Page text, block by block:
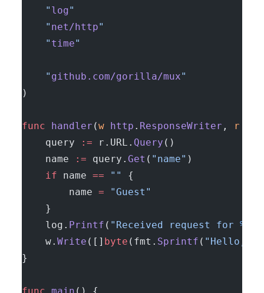
	"
log"
	"
net/http"
	"
time"
	"
github.com/gorilla/mux"
)
func handler (w http . ResponseWriter , r
	query
:= r.URL. Query ()
	name
:= query.Get ( "name" )
	if
name == ""
{
		name
= "Guest"
	}
	log.
Printf ( "Received request for %s
	w.
Write ([] byte (fmt. Sprintf ( "Hello,
}
func main () {